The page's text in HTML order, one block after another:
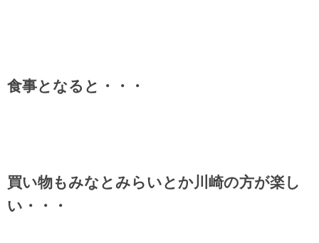
食事となると・・・
買い物もみなとみらいとか川崎の方が楽し
い・・・